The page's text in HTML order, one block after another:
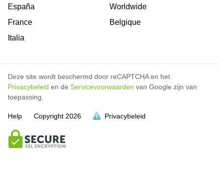
España
France
Italia
Worldwide
Belgique
Deze site wordt beschermd door reCAPTCHA en het
Privacybeleid en de Servicevoorwaarden van Google zijn van
toepassing.
Help Copyright 2026 Privacybeleid